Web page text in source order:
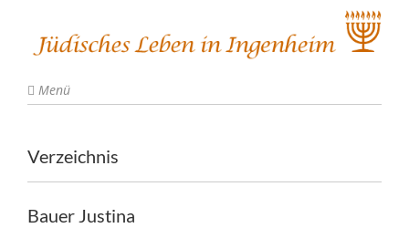
Menü
Verzeichnis
Bauer Justina